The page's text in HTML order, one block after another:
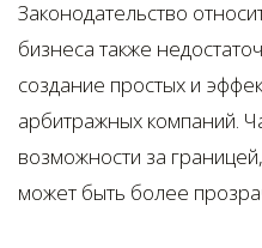
Законодательство
бизнеса также
создание простых и
арбитражных компаний.
возможности за
может быть более